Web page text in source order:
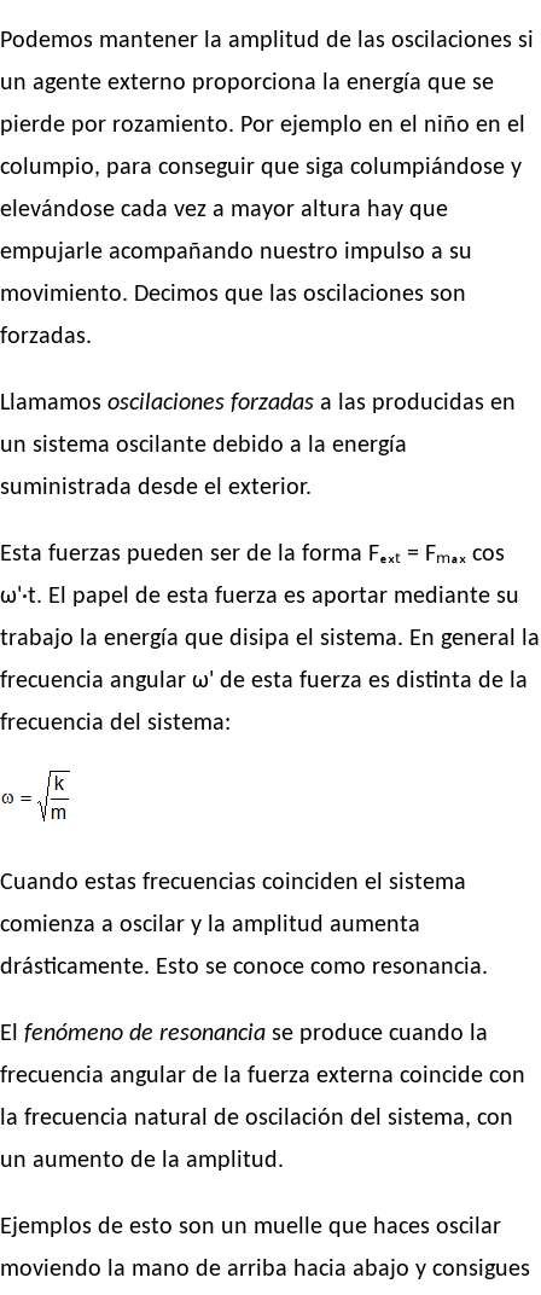
Podemos mantener la amplitud de las oscilaciones si
un agente externo proporciona la energía que se
pierde por rozamiento. Por ejemplo en el niño en el
columpio, para conseguir que siga columpiándose y
elevándose cada vez a mayor altura hay que
empujarle acompañando nuestro impulso a su
movimiento. Decimos que las oscilaciones son
forzadas.
Llamamos oscilaciones forzadas a las producidas en
un sistema oscilante debido a la energía
suministrada desde el exterior.
Esta fuerzas pueden ser de la forma Fₑₓₜ = Fₘₐₓ cos
ω'·t. El papel de esta fuerza es aportar mediante su
trabajo la energía que disipa el sistema. En general la
frecuencia angular ω' de esta fuerza es distinta de la
frecuencia del sistema:
Cuando estas frecuencias coinciden el sistema
comienza a oscilar y la amplitud aumenta
drásticamente. Esto se conoce como resonancia.
El fenómeno de resonancia se produce cuando la
frecuencia angular de la fuerza externa coincide con
la frecuencia natural de oscilación del sistema, con
un aumento de la amplitud.
Ejemplos de esto son un muelle que haces oscilar
moviendo la mano de arriba hacia abajo y consigues